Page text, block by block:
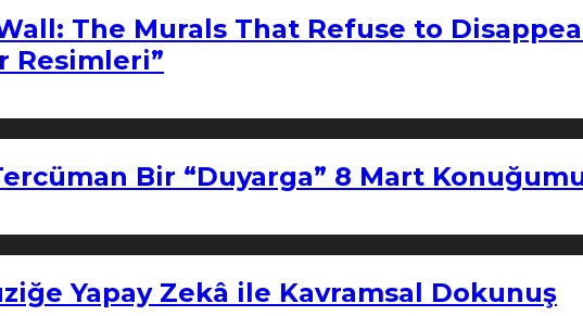
The Murals That Refuse to
Resimleri”
Bir “Duyarga” 8 Mart
Yapay Zekâ ile Kavramsal Dokunuş